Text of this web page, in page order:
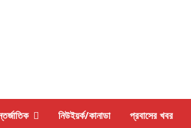
নিউইয়র্ক/কানাডা প্রবাসের খবর